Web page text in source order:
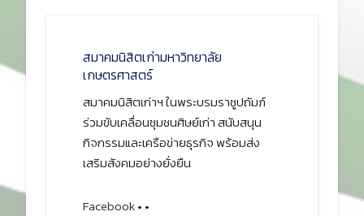
สมาคมนิสิตเก่ามหาวิทยาลัย
เกษตรศาสตร์
สมาคมนิสิตเก่าฯ ในพระบรมราชูปถัมภ์
ร่วมขับเคลื่อนชุมชนศิษย์เก่า สนับสนุน
กิจกรรมและเครือข่ายธุรกิจ พร้อมส่ง
เสริมสังคมอย่างยั่งยืน
Facebook• •